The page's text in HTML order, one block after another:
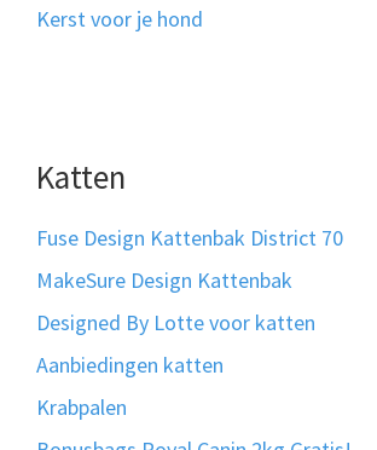
Kerst voor je hond
Katten
Fuse Design Kattenbak District 70
MakeSure Design Kattenbak
Designed By Lotte voor katten
Aanbiedingen katten
Krabpalen